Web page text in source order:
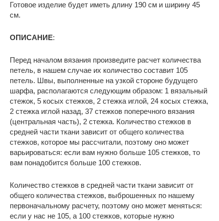
Готовое изделие будет иметь длину 190 см и ширину 45
см.
ОПИСАНИЕ:
Перед началом вязания произведите расчет количества
петель, в нашем случае их количество составит 105
петель. Швы, выполненные на узкой стороне будущего
шарфа, располагаются следующим образом: 1 вязальный
стежок, 5 косых стежков, 2 стежка иглой, 24 косых стежка,
2 стежка иглой назад, 37 стежков поперечного вязания
(центральная часть), 2 стежка. Количество стежков в
средней части ткани зависит от общего количества
стежков, которое мы рассчитали, поэтому оно может
варьироваться: если вам нужно больше 105 стежков, то
вам понадобится больше 100 стежков.
Количество стежков в средней части ткани зависит от
общего количества стежков, выброшенных по нашему
первоначальному расчету, поэтому оно может меняться:
если у нас не 105, а 100 стежков, которые нужно